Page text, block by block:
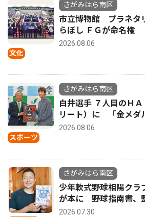
文化
さがみはら南区
市立博物館 プラネタ
らぼし ＦＧが命名権
2026.08.06
スポーツ
さがみはら南区
白井選手 ７人目のＨ
リート）に 「金メダ
2026.08.06
さがみはら南区
少年軟式野球相陽ク
が本に 野球指南書、
2026.07.30